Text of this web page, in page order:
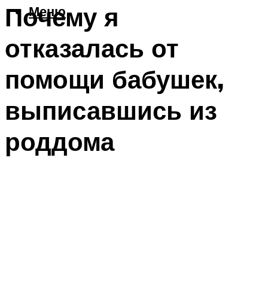
Меню
Почему я
отказалась от
помощи бабушек,
выписавшись из
роддома